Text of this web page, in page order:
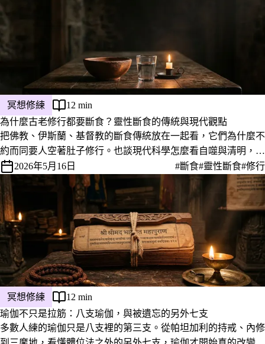
冥想修練
12 min
為什麼古老修行都要斷食？靈性斷食的傳統與現代觀點
把佛教、伊斯蘭、基督教的斷食傳統放在一起看，它們為什麼不
約而同要人空著肚子修行。也談現代科學怎麼看自噬與清明，以
及哪些人請先別自己斷食。
2026年5月16日 #斷食#靈性斷食#修行
冥想修練
12 min
瑜伽不只是拉筋：八支瑜伽，與被遺忘的另外七支
多數人練的瑜伽只是八支裡的第三支。從帕坦加利的持戒、內修